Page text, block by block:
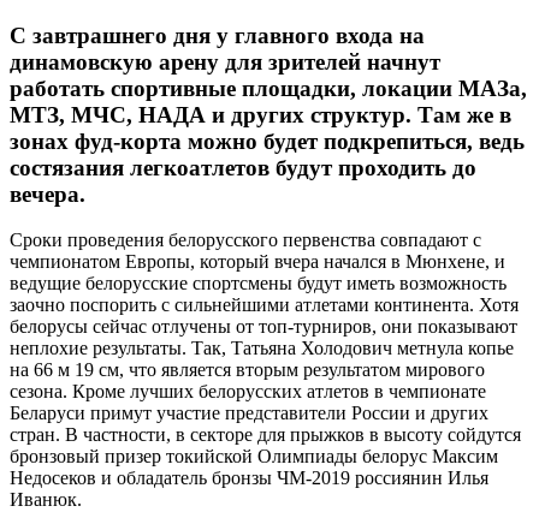
С завтрашнего дня у главного входа на
динамовскую арену для зрителей начнут
работать спортивные площадки, локации МАЗа,
МТЗ, МЧС, НАДА и других структур. Там же в
зонах фуд-корта можно будет подкрепиться, ведь
состязания легкоатлетов будут проходить до
вечера.
Сроки проведения белорусского первенства совпадают с
чемпионатом Европы, который вчера начался в Мюнхене, и
ведущие белорусские спортсмены будут иметь возможность
заочно поспорить с сильнейшими атлетами континента. Хотя
белорусы сейчас отлучены от топ-турниров, они показывают
неплохие результаты. Так, Татьяна Холодович метнула копье
на 66 м 19 см, что является вторым результатом мирового
сезона. Кроме лучших белорусских атлетов в чемпионате
Беларуси примут участие представители России и других
стран. В частности, в секторе для прыжков в высоту сойдутся
бронзовый призер токийской Олимпиады белорус Максим
Недосеков и обладатель бронзы ЧМ-2019 россиянин Илья
Иванюк.